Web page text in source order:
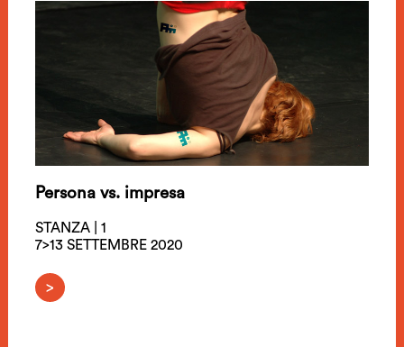
Persona vs. impresa
STANZA | 1
7>13 SETTEMBRE 2020
>